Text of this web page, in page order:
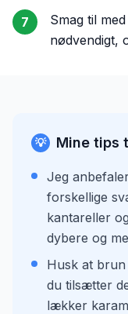
7
Smag til
nødvendigt,
💡 Mine tips
Jeg
forskellige
kantareller
dybere og
Husk at
du tilsætter
lækker